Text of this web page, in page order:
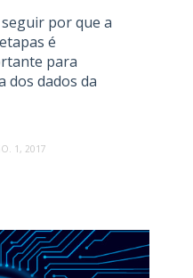
por que a
é
para
dos dados da
1, 2017